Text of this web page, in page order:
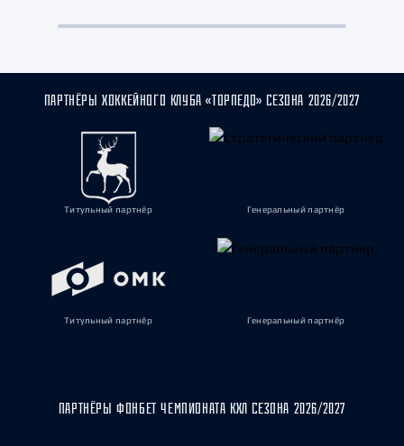
ПАРТНЁРЫ ХОККЕЙНОГО КЛУБА «ТОРПЕДО» СЕЗОНА 2026/2027
Титульный партнёр Генеральный партнёр
Титульный партнёр Генеральный партнёр
ПАРТНЁРЫ ФОНБЕТ ЧЕМПИОНАТА КХЛ СЕЗОНА 2026/2027